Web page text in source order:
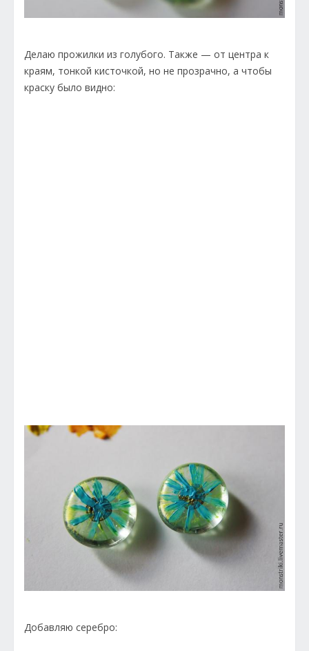
Делаю прожилки из голубого. Также — от центра к
краям, тонкой кисточкой, но не прозрачно, а чтобы
краску было видно:
Добавляю серебро: